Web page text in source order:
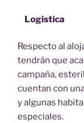
Logistica
Respecto al
tendrán que
campaña,
cuentan con
y algunas
especiales.